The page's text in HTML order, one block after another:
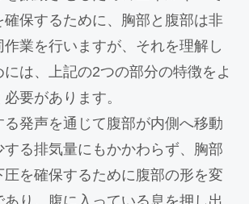
確保するために、胸部と腹部は非
業を行いますが、それを理解し
は、上記の2つの部分の特徴をよ
要があります。
発声を通じて腹部が内側へ移動
る排気量にもかかわらず、胸部
圧を確保するために腹部の形を変
り、腹に入っている息を押し出